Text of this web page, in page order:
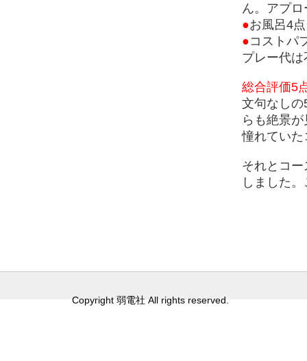
ん。アプ
●お風呂4
●コストパ
プレー代
総合評価5
文句なしの
らも絶景
憧れていた
それとコ
しました
Copyright 弱電社 All rights reserved.